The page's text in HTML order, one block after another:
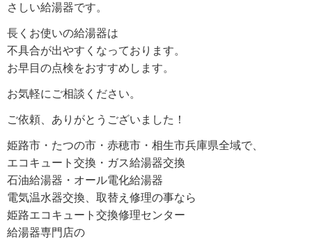
さしい給湯器です。
長くお使いの給湯器は
不具合が出やすくなっております。
お早目の点検をおすすめします。
お気軽にご相談ください。
ご依頼、ありがとうございました！
姫路市・たつの市・赤穂市・相生市兵庫県全域で、
エコキュート交換・ガス給湯器交換
石油給湯器・オール電化給湯器
電気温水器交換、取替え修理の事なら
姫路エコキュート交換修理センター
給湯器専門店の